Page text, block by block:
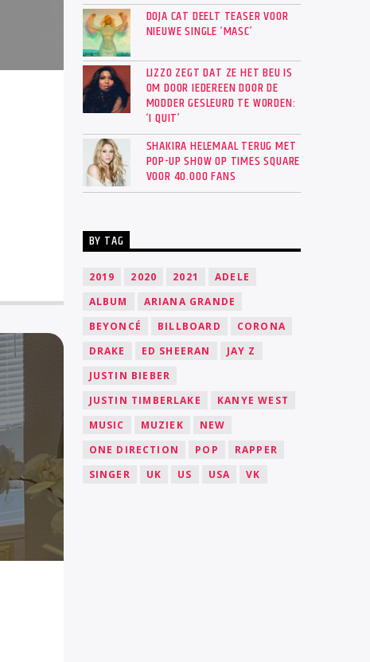
DOJA CAT DEELT TEASER VOOR
NIEUWE SINGLE ‘MASC’
LIZZO ZEGT DAT ZE HET BEU IS
OM DOOR IEDEREEN DOOR DE
MODDER GESLEURD TE WORDEN:
‘I QUIT’
SHAKIRA HELEMAAL TERUG MET
POP-UP SHOW OP TIMES SQUARE
VOOR 40.000 FANS
BY TAG
2019 2020 2021
ADELE
ALBUM
ARIANA GRANDE
BEYONCÉ
BILLBOARD
CORONA
DRAKE
ED SHEERAN
JAY Z
JUSTIN BIEBER
JUSTIN TIMBERLAKE
KANYE WEST
MUSIC
MUZIEK
NEW
ONE DIRECTION
POP
RAPPER
SINGER
UK US USA VK